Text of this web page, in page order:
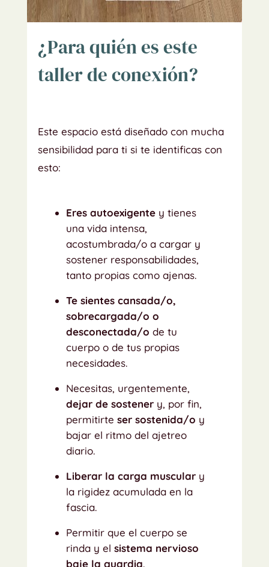
¿Para quién es este
taller de conexión?
Este espacio está diseñado con mucha
sensibilidad para ti si te identificas con
esto:
Eres autoexigentey tienes
una vida intensa,
acostumbrada/o a cargar y
sostener responsabilidades,
tanto propias como ajenas.
Te sientes cansada/o,
sobrecargada/o o
desconectada/o de tu
cuerpo o de tus propias
necesidades.
Necesitas, urgentemente,
dejar de sostenery, por fin,
permitirte ser sostenida/o y
bajar el ritmo del ajetreo
diario.
Liberar la carga musculary
la rigidez acumulada en la
fascia.
Permitir que el cuerpo se
rinda y el sistema nervioso
baje la guardia.